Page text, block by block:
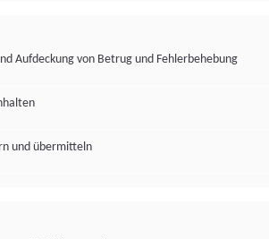
Aufdeckung von Betrug und Fehlerbehebung
und übermitteln